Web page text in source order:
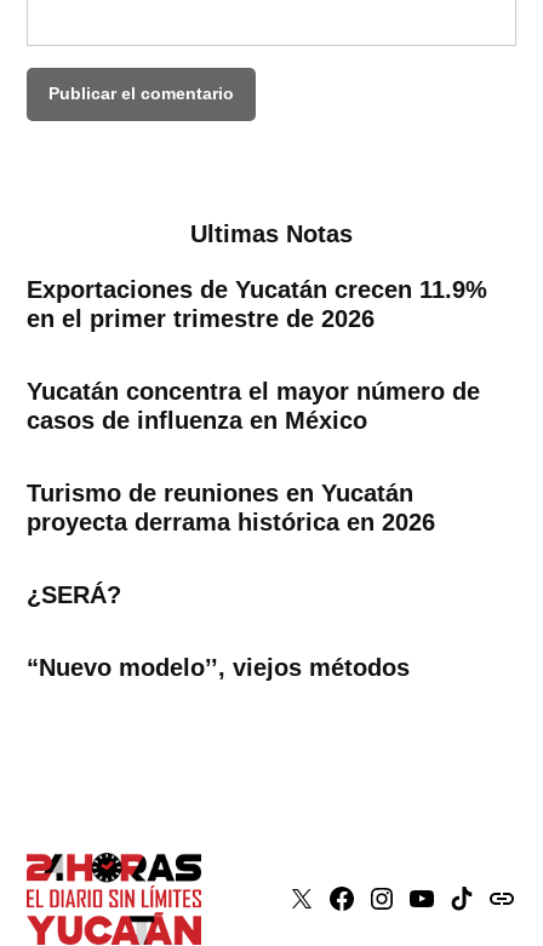
Ultimas Notas
Exportaciones de Yucatán crecen 11.9%
en el primer trimestre de 2026
Yucatán concentra el mayor número de
casos de influenza en México
Turismo de reuniones en Yucatán
proyecta derrama histórica en 2026
¿SERÁ?
“Nuevo modelo’’, viejos métodos
X Faceboook
Instagram
YoutubeTiktokissuu